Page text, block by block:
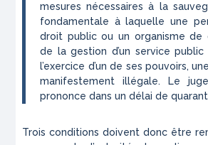
mesures nécessaires à la
fondamentale à laquelle une
droit public ou un organisme de
de la gestion d’un service
l’exercice d’un de ses pouvoirs,
manifestement illégale. Le
prononce dans un délai de
Trois conditions doivent donc être